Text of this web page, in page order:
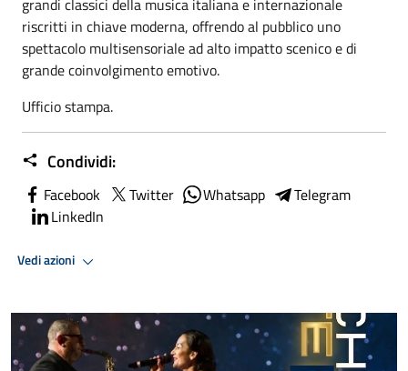
riscritti in chiave moderna, offrendo al pubblico uno
spettacolo multisensoriale ad alto impatto scenico e di
grande coinvolgimento emotivo.
Ufficio stampa.
Condividi:
Facebook Twitter Whatsapp
Telegram
LinkedIn
Vedi azioni